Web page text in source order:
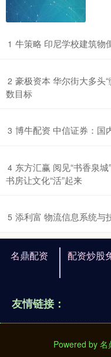
1 牛策略 印尼学校建筑物
2 豪极资本 华尔街大多头
数目标
3 博牛配资 中信证券：国
4 东方汇赢 阅见“书香泉
书房让文化“活”起来
5 添利富 物流信息系统与
名鼎配资 配资炒股
友情链接：
Powered by 名